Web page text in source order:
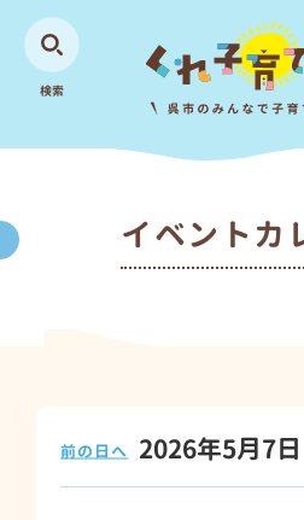
検索
イベントカ
2026年5月7日
前の日へ